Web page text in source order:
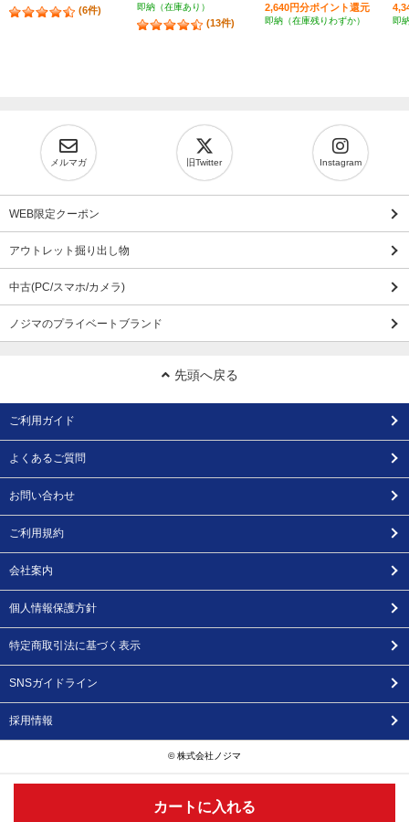
カートに入れる
(6件)
即納（在庫あり）
(13件)
2,640円分ポイント還元
即納（在庫残りわずか） 即
メルマガ 旧Twitter Instagram
WEB限定クーポン
アウトレット掘り出し物
中古(PC/スマホ/カメラ)
ノジマのプライベートブランド
先頭へ戻る
ご利用ガイド
よくあるご質問
お問い合わせ
ご利用規約
会社案内
個人情報保護方針
特定商取引法に基づく表示
SNSガイドライン
採用情報
© 株式会社ノジマ